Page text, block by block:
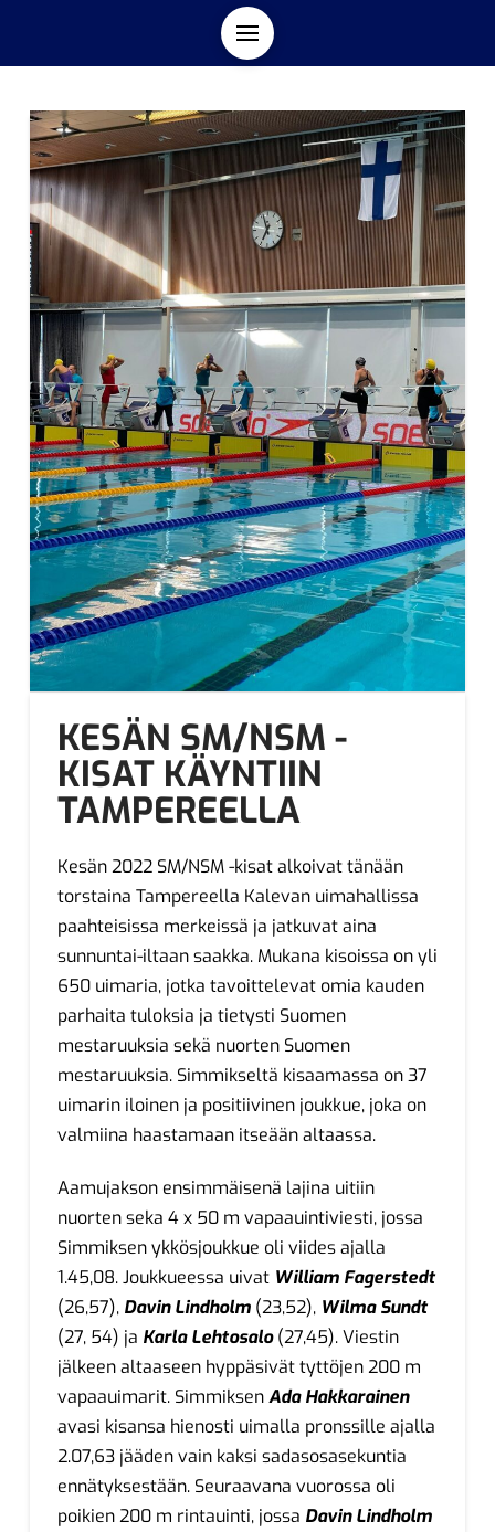
KESÄN SM/NSM -
KISAT KÄYNTIIN
TAMPEREELLA
Kesän 2022 SM/NSM -kisat alkoivat tänään
torstaina Tampereella Kalevan uimahallissa
paahteisissa merkeissä ja jatkuvat aina
sunnuntai-iltaan saakka. Mukana kisoissa on yli
650 uimaria, jotka tavoittelevat omia kauden
parhaita tuloksia ja tietysti Suomen
mestaruuksia sekä nuorten Suomen
mestaruuksia. Simmikseltä kisaamassa on 37
uimarin iloinen ja positiivinen joukkue, joka on
valmiina haastamaan itseään altaassa.
Aamujakson ensimmäisenä lajina uitiin
nuorten seka 4 x 50 m vapaauintiviesti, jossa
Simmiksen ykkösjoukkue oli viides ajalla
1.45,08. Joukkueessa uivat William Fagerstedt
(26,57), Davin Lindholm (23,52), Wilma Sundt
(27, 54) ja Karla Lehtosalo(27,45). Viestin
jälkeen altaaseen hyppäsivät tyttöjen 200 m
vapaauimarit. SimmiksenAda Hakkarainen
avasi kisansa hienosti uimalla pronssille ajalla
2.07,63 jääden vain kaksi sadasosasekuntia
ennätyksestään. Seuraavana vuorossa oli
poikien 200 m rintauinti, jossa Davin Lindholm